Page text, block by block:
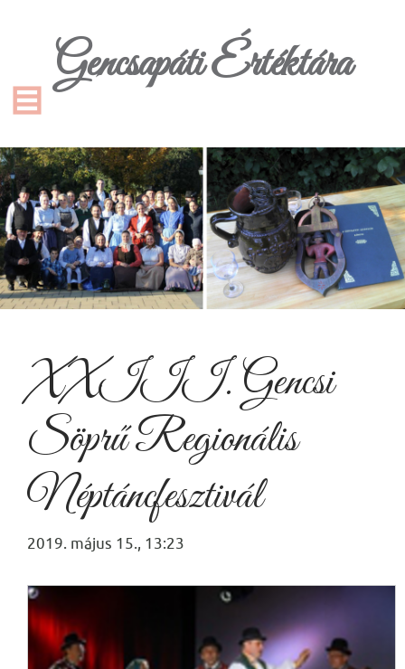
Gencsapáti Értéktára
XXIII. Gencsi
Söprű Regionális
Néptáncfesztivál
2019. május 15., 13:23